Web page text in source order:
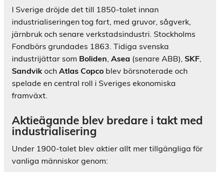
I Sverige dröjde det till 1850-talet innan
industrialiseringen tog fart, med gruvor, sågverk,
järnbruk och senare verkstadsindustri. Stockholms
Fondbörs grundades 1863. Tidiga svenska
industrijättar som Boliden, Asea (senare ABB), SKF,
Sandvik och Atlas Copco blev börsnoterade och
spelade en central roll i Sveriges ekonomiska
framväxt.
Aktieägande blev bredare i takt med
industrialisering
Under 1900-talet blev aktier allt mer tillgängliga för
vanliga människor genom: